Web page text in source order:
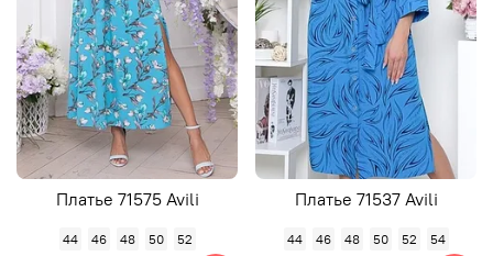
Платье 71575 Avili
44 46 48 50 52
Платье 71537 Avili
44 46 48 50 52 54